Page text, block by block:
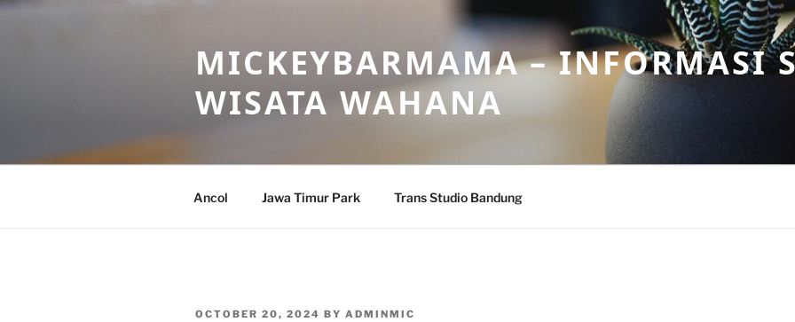
Skip
MICKEYBARMAMA – INFORMASI
WISATA WAHANA
Ancol Jawa Timur Park Trans Studio Bandung
POSTED
OCTOBER 20, 2024 BY ADMINMIC